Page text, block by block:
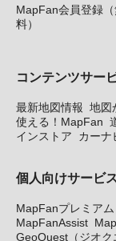
MapFan会員登録（
料）
コンテンツサー
最新地図情報 地図
使える！MapFan
インストア
カーナ
個人向けサービ
MapFanプレミアム
MapFanAssist
GeoQuest（ジオク